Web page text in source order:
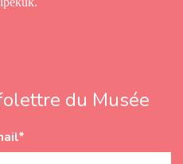
du Musée
*